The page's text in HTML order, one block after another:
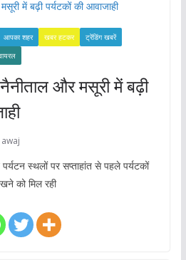
आपका शहर खबर हटकर
ट्रेंडिंग खबरें
और मसूरी में बढ़ी
स्थलों पर सप्ताहांत से पहले पर्यटकों
को मिल रही